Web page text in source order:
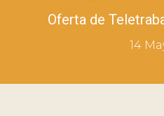
Oferta de
14